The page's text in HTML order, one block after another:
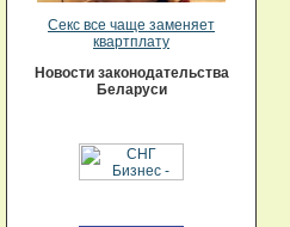
Секс все чаще заменяет
квартплату
Новости законодательства
Беларуси